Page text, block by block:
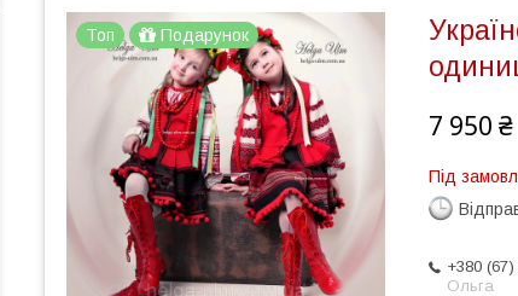
Топ Подарунок
7 950 ₴
Під
+380
Ольга